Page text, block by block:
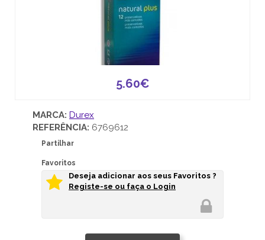
5.60€
MARCA: Durex
REFERÊNCIA: 6769612
Partilhar
Favoritos
Deseja adicionar aos seus Favoritos ?
Registe-se ou faça o Login